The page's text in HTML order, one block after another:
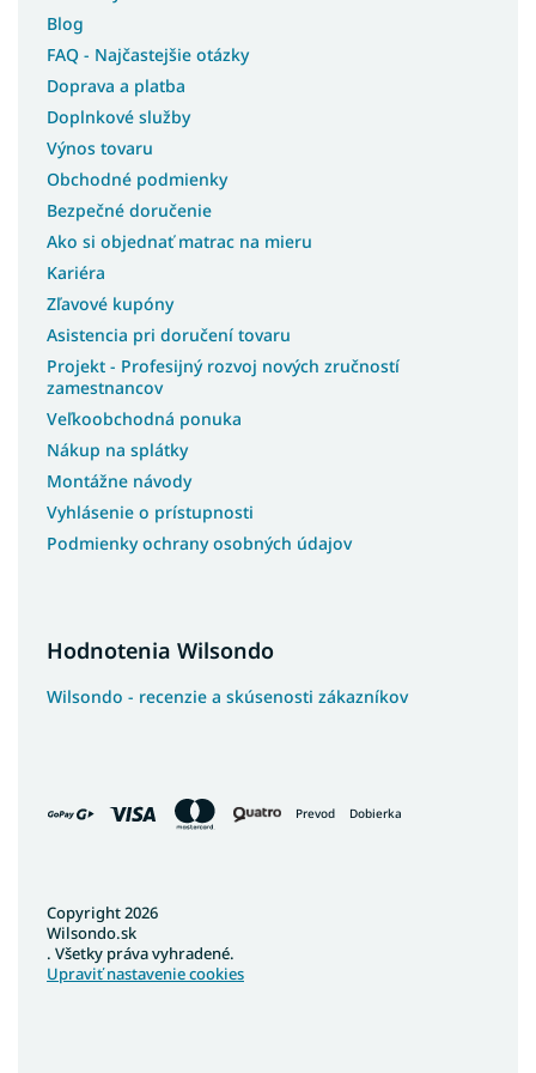
Blog
FAQ - Najčastejšie otázky
Doprava a platba
Doplnkové služby
Výnos tovaru
Obchodné podmienky
Bezpečné doručenie
Ako si objednať matrac na mieru
Kariéra
Zľavové kupóny
Asistencia pri doručení tovaru
Projekt - Profesijný rozvoj nových zručností
zamestnancov
Veľkoobchodná ponuka
Nákup na splátky
Montážne návody
Vyhlásenie o prístupnosti
Podmienky ochrany osobných údajov
Hodnotenia Wilsondo
Wilsondo - recenzie a skúsenosti zákazníkov
Prevod Dobierka
Copyright 2026
Wilsondo.sk
. Všetky práva vyhradené.
Upraviť nastavenie cookies